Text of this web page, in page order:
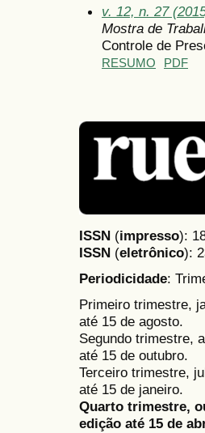
v. 12, n. 27
Mostra de
Controle de
RESUMO PDF
ISSN (impresso):
ISSN (eletrônico):
Periodicidade:
Primeiro trimestre,
até 15 de agosto.
Segundo trimestre,
até 15 de outubro.
Terceiro trimestre,
até 15 de janeiro.
Quarto trimestre,
edição até 15 de